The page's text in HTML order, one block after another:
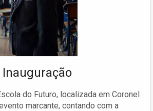
do Futuro, localizada em Coronel
marcante, contando com a